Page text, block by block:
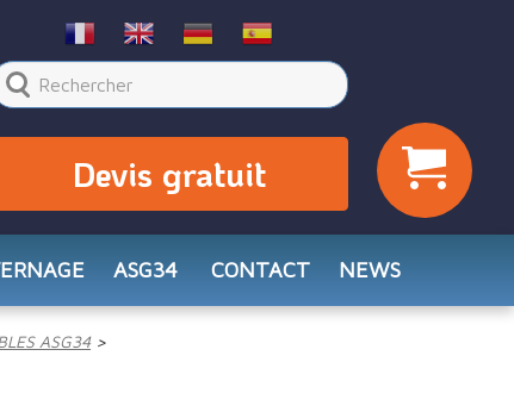
Devis gratuit
ASG34 CONTACT NEWS
ASG34